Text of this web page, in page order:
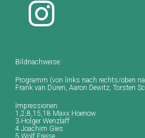
Bildnachweise:
Programm (von links nach rechts/oben
Frank van Düren, Aaron Dewitz, Torsten
Impressionen:
1,2,8,15,18 Maxx Hoenow
3 Holger Wenzlaff
4 Joachim Gies
5 Wolf Freise